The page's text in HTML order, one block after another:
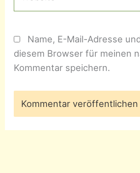
Name, E-Mail-Adresse
diesem Browser für meinen
Kommentar speichern.